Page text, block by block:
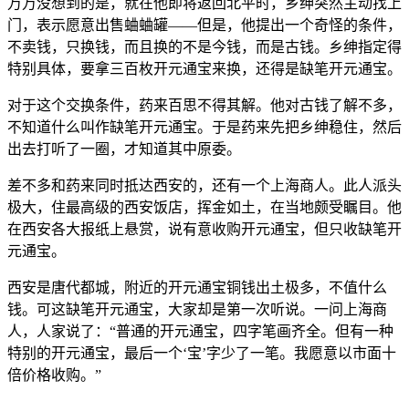
门，表示愿意出售蛐蛐罐——但是，他提出一个奇怪的条件，
不卖钱，只换钱，而且换的不是今钱，而是古钱。乡绅指定得
特别具体，要拿三百枚开元通宝来换，还得是缺笔开元通宝。
对于这个交换条件，药来百思不得其解。他对古钱了解不多，
不知道什么叫作缺笔开元通宝。于是药来先把乡绅稳住，然后
出去打听了一圈，才知道其中原委。
差不多和药来同时抵达西安的，还有一个上海商人。此人派头
极大，住最高级的西安饭店，挥金如土，在当地颇受瞩目。他
在西安各大报纸上悬赏，说有意收购开元通宝，但只收缺笔开
元通宝。
西安是唐代都城，附近的开元通宝铜钱出土极多，不值什么
钱。可这缺笔开元通宝，大家却是第一次听说。一问上海商
人，人家说了：“普通的开元通宝，四字笔画齐全。但有一种
特别的开元通宝，最后一个‘宝’字少了一笔。我愿意以市面十
倍价格收购。”